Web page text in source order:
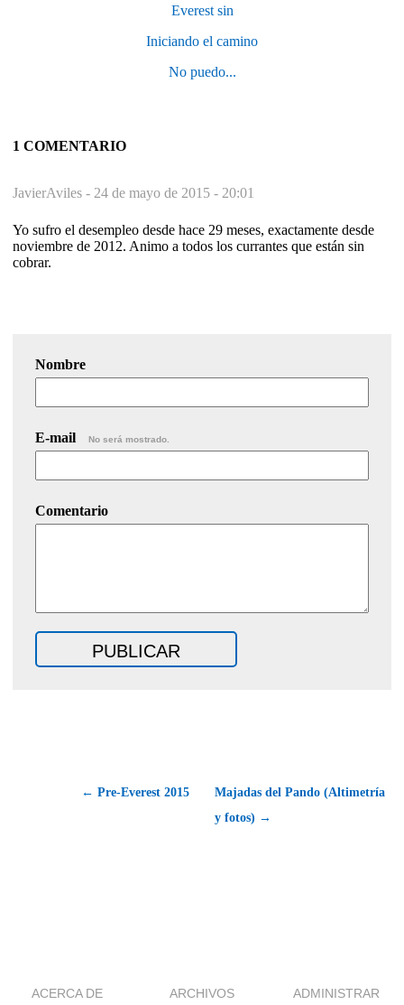
Everest sin
Iniciando el camino
No puedo...
1 COMENTARIO
JavierAviles - 24 de mayo de 2015 - 20:01
Yo sufro el desempleo desde hace 29 meses, exactamente desde
noviembre de 2012. Animo a todos los currantes que están sin
cobrar.
Nombre
E-mail No será mostrado.
Comentario
← Pre-Everest 2015
Majadas del Pando (Altimetría
y fotos) →
ACERCA DE ARCHIVOS ADMINISTRAR